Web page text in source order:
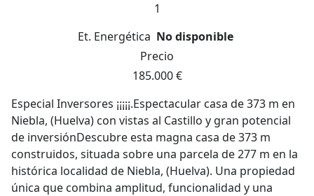
1
Et. Energética No disponible
Precio
185.000 €
Especial Inversores ¡¡¡¡¡.Espectacular casa de 373 m en
Niebla, (Huelva) con vistas al Castillo y gran potencial
de inversiónDescubre esta magna casa de 373 m
construidos, situada sobre una parcela de 277 m en la
histórica localidad de Niebla, (Huelva). Una propiedad
única que combina amplitud, funcionalidad y una